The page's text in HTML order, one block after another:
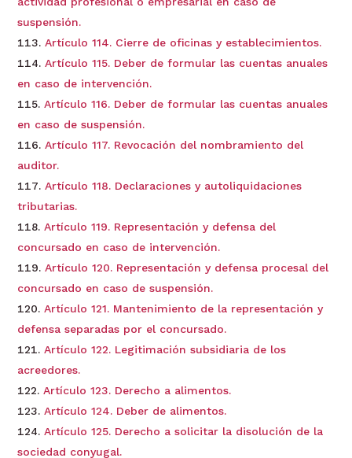
suspensión.
Artículo 114. Cierre de oficinas y establecimientos.
Artículo 115. Deber de formular las cuentas anuales
en caso de intervención.
Artículo 116. Deber de formular las cuentas anuales
en caso de suspensión.
Artículo 117. Revocación del nombramiento del
auditor.
Artículo 118. Declaraciones y autoliquidaciones
tributarias.
Artículo 119. Representación y defensa del
concursado en caso de intervención.
Artículo 120. Representación y defensa procesal del
concursado en caso de suspensión.
Artículo 121. Mantenimiento de la representación y
defensa separadas por el concursado.
Artículo 122. Legitimación subsidiaria de los
acreedores.
Artículo 123. Derecho a alimentos.
Artículo 124. Deber de alimentos.
Artículo 125. Derecho a solicitar la disolución de la
sociedad conyugal.